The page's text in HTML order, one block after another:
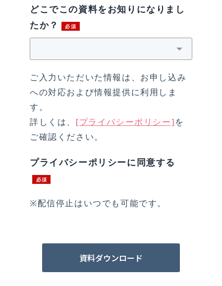
どこでこの資料をお知りになりまし
たか？
ご入力いただいた情報は、お申し込み
への対応および情報提供に利用しま
す。
詳しくは、 [プライバシーポリシー]を
ご確認ください。
プライバシーポリシーに同意する
※配信停止はいつでも可能です。
資料ダウンロード